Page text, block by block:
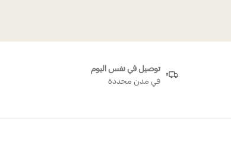
توصيل في نفس اليوم
في مدن محددة